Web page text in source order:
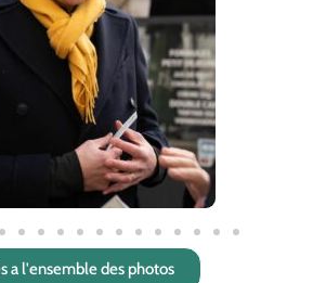
a l'ensemble des photos